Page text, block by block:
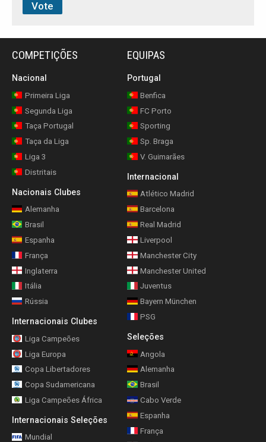
COMPETIÇÕES
Nacional
Primeira Liga
Segunda Liga
Taça Portugal
Taça da Liga
Liga 3
Distritais
Nacionais Clubes
Alemanha
Brasil
Espanha
França
Inglaterra
Itália
Rússia
Internacionais Clubes
Liga Campeões
Liga Europa
Copa Libertadores
Copa Sudamericana
Liga Campeões África
Internacionais Seleções
Mundial
EQUIPAS
Portugal
Benfica
FC Porto
Sporting
Sp. Braga
V. Guimarães
Internacional
Atlético Madrid
Barcelona
Real Madrid
Liverpool
Manchester City
Manchester United
Juventus
Bayern München
PSG
Seleções
Angola
Alemanha
Brasil
Cabo Verde
Espanha
França